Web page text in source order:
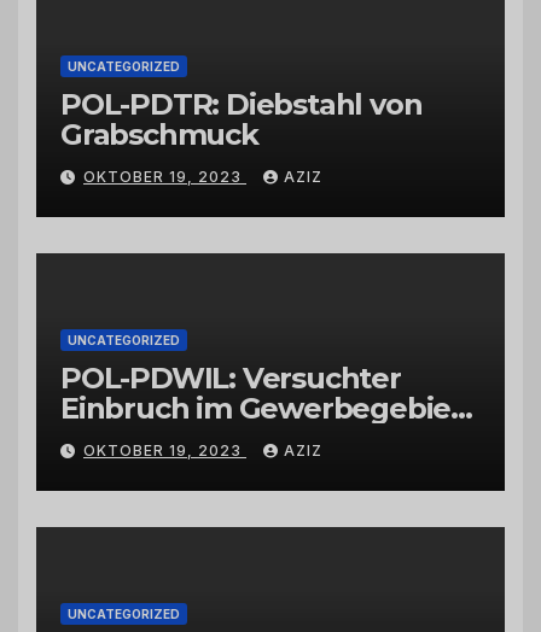
UNCATEGORIZED
POL-PDTR: Diebstahl von
Grabschmuck
OKTOBER 19, 2023 AZIZ
UNCATEGORIZED
POL-PDWIL: Versuchter
Einbruch im Gewerbegebiet
Wittlich
OKTOBER 19, 2023 AZIZ
UNCATEGORIZED